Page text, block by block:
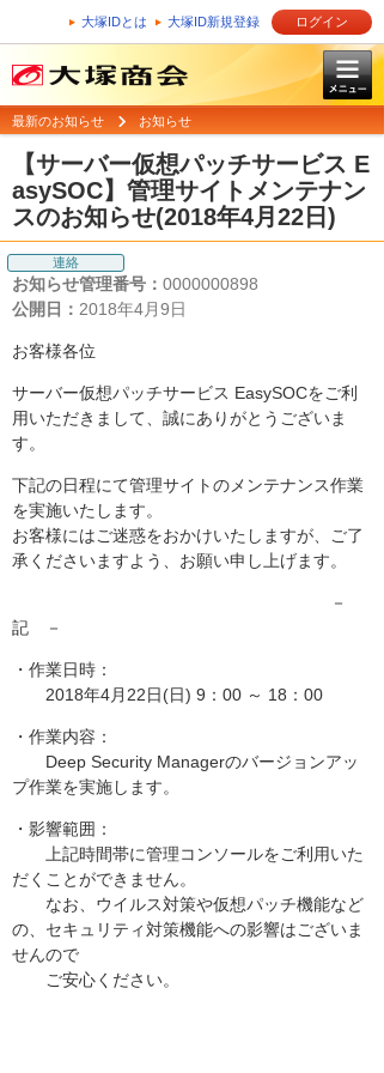
大塚IDとは 大塚ID新規登録 ログイン
最新のお知らせ お知らせ
【サーバー仮想パッチサービス E
asySOC】管理サイトメンテナン
スのお知らせ(2018年4月22日)
連絡
お知らせ管理番号： 0000000898
公開日： 2018年4月9日
お客様各位
サーバー仮想パッチサービス EasySOCをご利
用いただきまして、誠にありがとうございま
す。
下記の日程にて管理サイトのメンテナンス作業
を実施いたします。
お客様にはご迷惑をおかけいたしますが、ご了
承くださいますよう、お願い申し上げます。
－
記 －
・作業日時：
2018年4月22日(日) 9：00 ～ 18：00
・作業内容：
Deep Security Managerのバージョンアッ
プ作業を実施します。
・影響範囲：
上記時間帯に管理コンソールをご利用いた
だくことができません。
なお、ウイルス対策や仮想パッチ機能など
の、セキュリティ対策機能への影響はございま
せんので
ご安心ください。